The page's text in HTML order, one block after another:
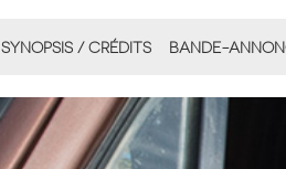
SYNOPSIS / CRÉDITS BANDE-